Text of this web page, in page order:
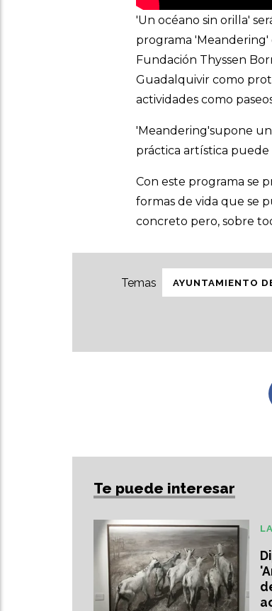
'Un océano sin orilla'
programa 'Meandering'
Fundación Thyssen
Guadalquivir como
actividades como
'Meandering'supone
práctica artística puede
Con este programa se
formas de vida que se
concreto pero, sobre
AYUNTAMIENTO
Te puede interesar